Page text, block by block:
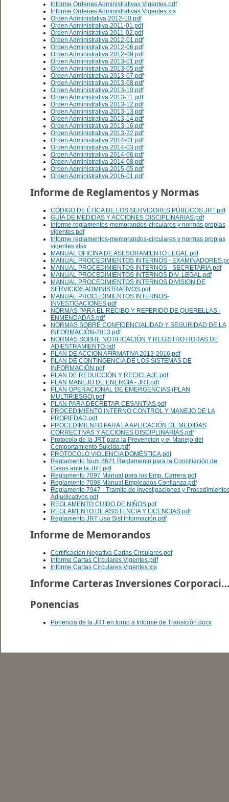
Informe Ordenes Administrativas Vigentes.pdf
Informe Ordenes Administrativas Vigentes.xls
Orden Administativa 2012-10.pdf
Orden Administrativa 2011-01.pdf
Orden Administrativa 2011-02.pdf
Orden Administrativa 2012-01.pdf
Orden Administrativa 2012-06.pdf
Orden Administrativa 2012-09.pdf
Orden Administrativa 2013-01.pdf
Orden Administrativa 2013-05.pdf
Orden Administrativa 2013-07.pdf
Orden Administrativa 2013-08.pdf
Orden Administrativa 2013-10.pdf
Orden Administrativa 2013-11.pdf
Orden Administrativa 2013-12.pdf
Orden Administrativa 2013-13.pdf
Orden Administrativa 2013-14.pdf
Orden Administrativa 2013-16.pdf
Orden Administrativa 2013-22.pdf
Orden Administrativa 2014-01.pdf
Orden Administrativa 2014-03.pdf
Orden Administrativa 2014-06.pdf
Orden Administrativa 2014-08.pdf
Orden Administrativa 2015-05.pdf
Orden Administrativa 2016-01.pdf
Informe de Reglamentos y Normas
CÓDIGO DE ÉTICA DE LOS SERVIDORES PÚBLICOS JRT.pdf
GUÍA DE MEDIDAS Y ACCIONES DISCIPLINARIAS.pdf
Informe reglamentos-memorandos-circulares y normas propias
vigentes.pdf
Informe reglamentos-memorandos-circulares y normas propias
vigentes.xlsx
MANUAL OFICINA DE ASESORAMIENTO LEGAL.pdf
MANUAL PROCEDIMIENTOS INTERNOS -
MANUAL PROCEDIMIENTOS INTERNOS - SECRETARIA.pdf
MANUAL PROCEDIMIENTOS INTERNOS DIV. LEGAL.pdf
MANUAL PROCEDIMIENTOS INTERNOS DIVISION DE
SERVICIOS ADMINISTRATIVOS.pdf
MANUAL PROCEDIMIENTOS INTERNOS-
INVESTIGACIONES.pdf
NORMAS PARA EL RECIBO Y REFERIDO DE QUERELLAS -
ENMENDADAS.pdf
NORMAS SOBRE CONFIDENCIALIDAD Y SEGURIDAD DE LA
INFORMACIÓN-2013.pdf
NORMAS SOBRE NOTIFICACIÓN Y REGISTRO HORAS DE
ADIESTRAMIENTO.pdf
PLAN DE ACCION AFIRMATIVA 2013-2016.pdf
PLAN DE CONTINGENCIA DE LOS SISTEMAS DE
INFORMACIÓN.pdf
PLAN DE REDUCCIÓN Y RECICLAJE.pdf
PLAN MANEJO DE ENERGIA - JRT.pdf
PLAN OPERACIONAL DE EMERGENCIAS (PLAN
MULTIRIESGO).pdf
PLAN PARA DECRETAR CESANTÍAS.pdf
PROCEDIMIENTO INTERNO CONTROL Y MANEJO DE LA
PROPIEDAD.pdf
PROCEDIMIENTO PARA LA APLICACIÓN DE MEDIDAS
CORRECTIVAS Y ACCIONES DISCIPLINARIAS.pdf
Protocolo de la JRT para la Prevencion y el Manejo del
Comportamiento Suicida.pdf
PROTOCOLO VIOLENCIA DOMÉSTICA.pdf
Reglamento Num 8621 Reglamento para la Conciliación de
Casos ante la JRT.pdf
Reglamento 7097 Manual para los Emp. Carrera.pdf
Reglamento 7098 Manual Empleados Confianza.pdf
Reglamento 7947 - Tramite de Investigaciones y
Adjudicativos.pdf
REGLAMENTO CUIDO DE NIÑOS.pdf
REGLAMENTO DE ASISTENCIA Y LICENCIAS.pdf
Reglamento JRT Uso Sist Información.pdf
Informe de Memorandos
Certificación Negativa Cartas Circulares.pdf
Informe Cartas Circulares Vigentes.pdf
Informe Cartas Circulares Vigentes.xls
Informe Carteras Inversiones Corporaciones
Ponencias
Ponencia de la JRT en torno a Informe de Transición.docx